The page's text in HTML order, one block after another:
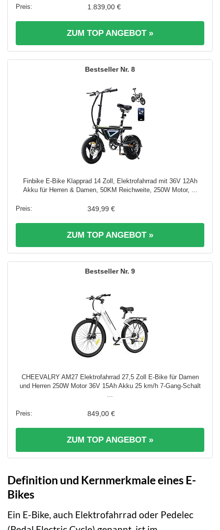
1.839,00 €
ZUM TOP ANGEBOT »
8
Finbike E-Bike Klapprad 14 Zoll, Elektrofahrrad mit 36V 12Ah
Akku für Herren & Damen, 50KM Reichweite, 250W Motor, ...
349,99 €
ZUM TOP ANGEBOT »
9
CHEEVALRY AM27 Elektrofahrrad 27,5 Zoll E-Bike für Damen
und Herren 250W Motor 36V 15Ah Akku 25 km/h 7-Gang-Schalt
...
849,00 €
ZUM TOP ANGEBOT »
Definition und Kernmerkmale eines E-
Bikes
Ein E-Bike, auch Elektrofahrrad oder Pedelec